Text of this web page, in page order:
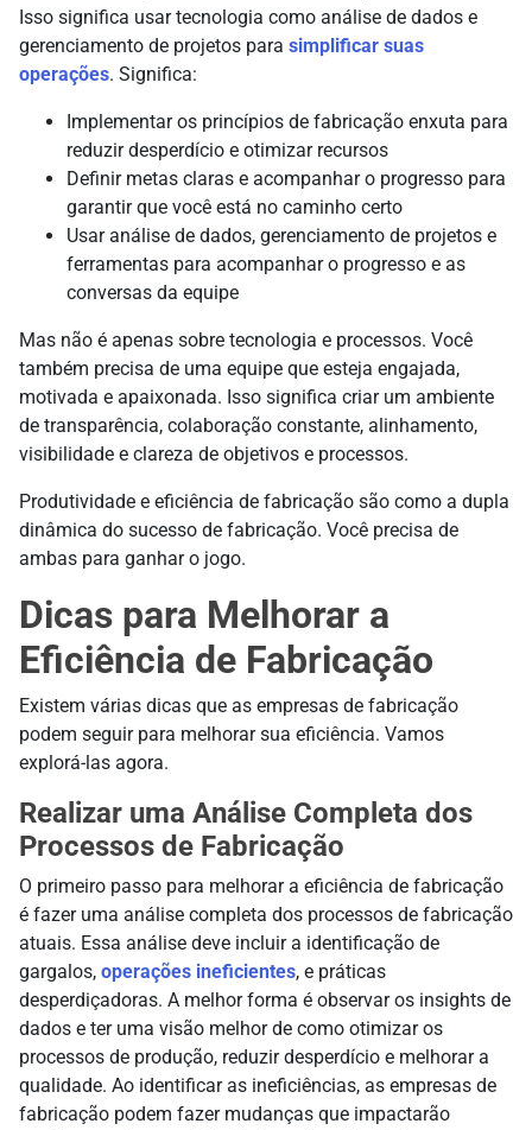
Isso significa usar tecnologia como análise de dados e
gerenciamento de projetos para simplificar suas
operações. Significa:
Implementar os princípios de fabricação enxuta para
reduzir desperdício e otimizar recursos
Definir metas claras e acompanhar o progresso para
garantir que você está no caminho certo
Usar análise de dados, gerenciamento de projetos e
ferramentas para acompanhar o progresso e as
conversas da equipe
Mas não é apenas sobre tecnologia e processos. Você
também precisa de uma equipe que esteja engajada,
motivada e apaixonada. Isso significa criar um ambiente
de transparência, colaboração constante, alinhamento,
visibilidade e clareza de objetivos e processos.
Produtividade e eficiência de fabricação são como a dupla
dinâmica do sucesso de fabricação. Você precisa de
ambas para ganhar o jogo.
Dicas para Melhorar a
Eficiência de Fabricação
Existem várias dicas que as empresas de fabricação
podem seguir para melhorar sua eficiência. Vamos
explorá-las agora.
Realizar uma Análise Completa dos
Processos de Fabricação
O primeiro passo para melhorar a eficiência de fabricação
é fazer uma análise completa dos processos de fabricação
atuais. Essa análise deve incluir a identificação de
gargalos, operações ineficientes, e práticas
desperdiçadoras. A melhor forma é observar os insights de
dados e ter uma visão melhor de como otimizar os
processos de produção, reduzir desperdício e melhorar a
qualidade. Ao identificar as ineficiências, as empresas de
fabricação podem fazer mudanças que impactarão